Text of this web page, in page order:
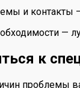
и контакты
—
к
проблемы